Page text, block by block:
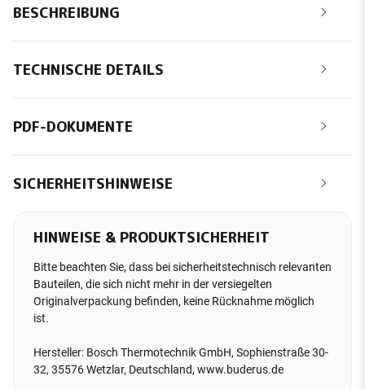
BESCHREIBUNG
TECHNISCHE DETAILS
PDF-DOKUMENTE
SICHERHEITSHINWEISE
HINWEISE & PRODUKTSICHERHEIT
Bitte beachten Sie, dass bei sicherheitstechnisch relevanten
Bauteilen, die sich nicht mehr in der versiegelten
Originalverpackung befinden, keine Rücknahme möglich
ist.
Hersteller: Bosch Thermotechnik GmbH, Sophienstraße 30-
32, 35576 Wetzlar, Deutschland, www.buderus.de